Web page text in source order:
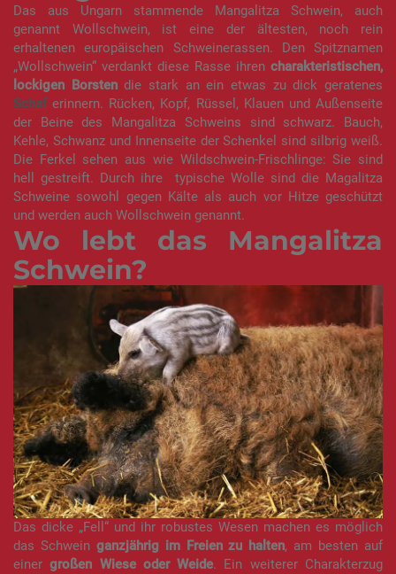
Das aus Ungarn stammende Mangalitza Schwein, auch
genannt Wollschwein, ist eine der ältesten, noch rein
erhaltenen europäischen Schweinerassen. Den Spitznamen
„Wollschwein“ verdankt diese Rasse ihren charakteristischen,
lockigen Borstendie stark an ein etwas zu dick geratenes
Schaferinnern. Rücken, Kopf, Rüssel, Klauen und Außenseite
der Beine des Mangalitza Schweins sind schwarz. Bauch,
Kehle, Schwanz und Innenseite der Schenkel sind silbrig weiß.
Die Ferkel sehen aus wie Wildschwein-Frischlinge: Sie sind
hell gestreift. Durch ihre typische Wolle sind die Magalitza
Schweine sowohl gegen Kälte als auch vor Hitze geschützt
und werden auch Wollschwein genannt.
Wo lebt das Mangalitza
Schwein?
Das dicke „Fell“ und ihr robustes Wesen machen es möglich
das Schwein ganzjährig im Freien zu halten, am besten auf
einergroßen Wiese oder Weide. Ein weiterer Charakterzug